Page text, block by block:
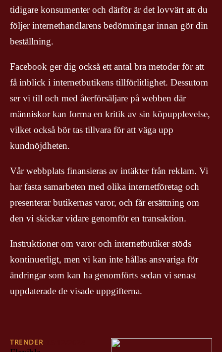
tidigare konsumenter och därför är det lovvärt att du
följer internethandlarens bedömningar innan gör din
beställning.
Facebook ger dig också ett antal bra metoder för att
få inblick i internetbutikens tillförlitlighet. Dessutom
ser vi till och med återförsäljare på webben där
människor kan forma en kritik av sin köpupplevelse,
vilket också bör tas tillvara för att väga upp
kundnöjdheten.
Vår webbplats finansieras av intäkter från reklam. Vi
har fasta samarbeten med olika internetföretag och
presenterar butikernas varor, och får ersättning om
den vi skickar vidare genomför en transaktion.
Instruktioner om varor och internetbutiker stöds
kontinuerligt, men vi kan inte hållas ansvariga för
ändringar som kan ha genomförts sedan vi senast
uppdaterade de visade uppgifterna.
TRENDER